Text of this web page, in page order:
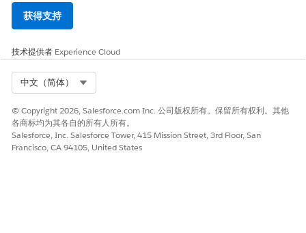
算文档状态的应用程序内通知。复制流的最新版本并将其激活。
设置其他好处和报价的自定义对象
外福利和报价的信息。除了会员计划和产品目录的标准福利之
外，患者还可以获得这些福利。自定义对象有助于您的护理协调
员跟踪额外的福利和报价，并将其包含在整体预算计算中，从而
设置自定义流以处理其他好处
在设置自定义对象以存储患者从发票或其他费用获得的额外好处
后，创建自定义流，以帮助您的护理协调员在预算计算中包含此
获得支持
技术提供者 Experience Cloud
中文（简体）
© Copyright 2026, Salesforce.com Inc. 公司版权所有。保留所有权利。其他
各商标均为其各自的所有人所有。
Salesforce, Inc. Salesforce Tower, 415 Mission Street, 3rd Floor, San
Francisco, CA 94105, United States